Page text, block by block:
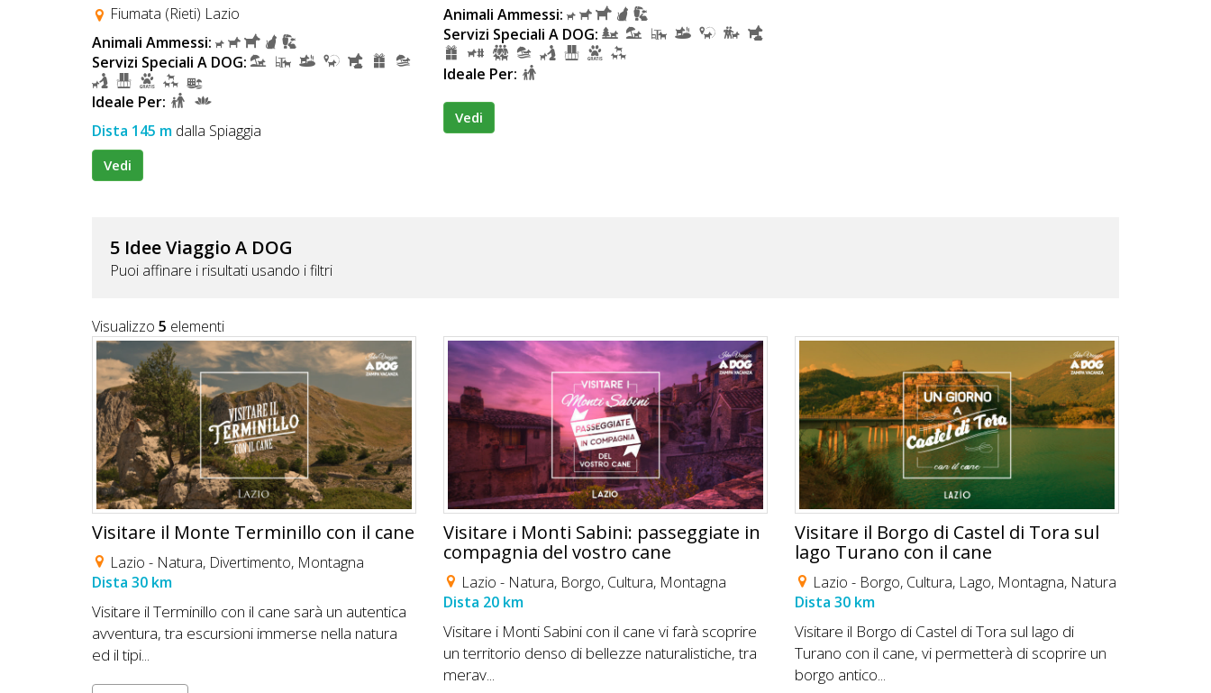
Inserisci
Attività
Fiumata (Rieti) Lazio
Animali Ammessi:
Servizi Speciali A DOG:
Ideale Per:
Dista 145 m dalla Spiaggia
Vedi
Animali Ammessi:
Servizi Speciali A DOG:
Ideale Per:
Vedi
5 Idee Viaggio A DOG
Puoi affinare i risultati usando i filtri
Visualizzo 5 elementi
Visitare il Monte Terminillo con il cane
Lazio - Natura, Divertimento, Montagna
Dista 30 km
Visitare il Terminillo con il cane sarà un autentica
avventura, tra escursioni immerse nella natura
ed il tipi...
Visitare i Monti Sabini: passeggiate in
compagnia del vostro cane
Lazio - Natura, Borgo, Cultura, Montagna
Dista 20 km
Visitare i Monti Sabini con il cane vi farà scoprire
un territorio denso di bellezze naturalistiche, tra
merav...
Visitare il Borgo di Castel di Tora sul
lago Turano con il cane
Lazio - Borgo, Cultura, Lago, Montagna, Natura
Dista 30 km
Visitare il Borgo di Castel di Tora sul lago di
Turano con il cane, vi permetterà di scoprire un
borgo antico...